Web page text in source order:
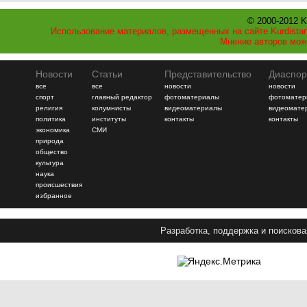
© 2000-2012
Использование материалов, размещенных на сайте
Мнение авторов
Новости
все
спорт
религия
политика
экономика
природа
общество
культура
наука
происшествия
избранное
Статьи
все
главный редактор
колумнисты
институты
СМИ
Представительство
новости
фотоматериалы
видеоматериалы
контакты
новости
контакты
Разработка, поддержка и